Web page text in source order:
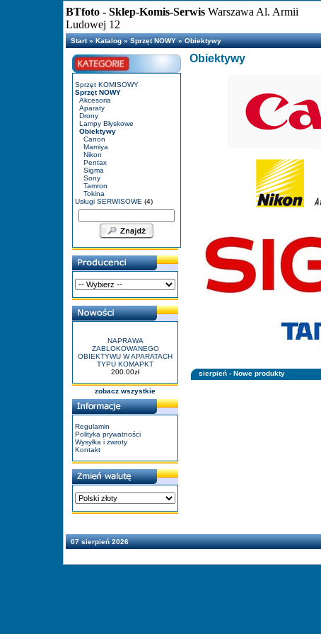
BTfoto - Sklep-Komis-Serwis Warszawa Al. Armii
Ludowej 12
Start»Katalog»Sprzęt NOWY»Obiektywy
Sprzęt KOMISOWY
Sprzęt NOWY
Akcesoria
Aparaty
Drony
Lampy Błyskowe
Obiektywy
Canon
Mamiya
Nikon
Pentax
Sigma
Sony
Tamron
Tokina
Usługi SERWISOWE (4)
NAPRAWA
ZABLOKOWANEGO
OBIEKTYWU W APARATACH
TYPU KOMAPKT
200.00zł
zobacz wszystkie
Regulamin
Polityka prywatności
Wysyłka i zwroty
Kontakt
Obiektywy
sierpień - Nowe produkty
07 sierpień 2026